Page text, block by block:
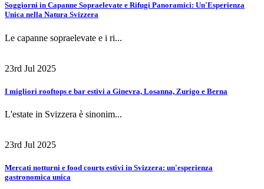
Soggiorni in Capanne Sopraelevate e Rifugi Panoramici: Un'Esperienza
Unica nella Natura Svizzera
Le capanne sopraelevate e i ri...
23rd Jul 2025
I migliori rooftops e bar estivi a Ginevra, Losanna, Zurigo e Berna
L'estate in Svizzera è sinonim...
23rd Jul 2025
Mercati notturni e food courts estivi in Svizzera: un'esperienza
gastronomica unica